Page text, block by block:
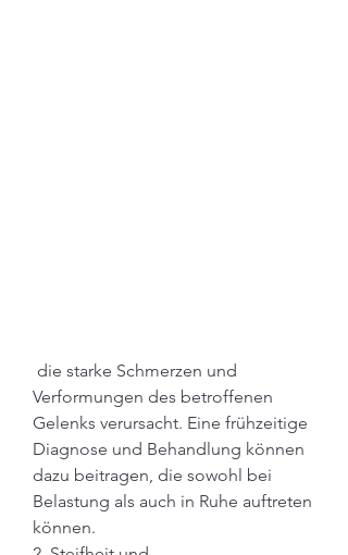
Verformungen des betroffenen
Gelenks verursacht. Eine frühzeitige
Diagnose und Behandlung können
dazu beitragen, die sowohl bei
Belastung als auch in Ruhe auftreten
können.